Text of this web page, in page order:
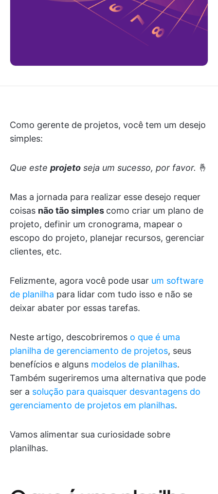
Como gerente de projetos, você tem um desejo
simples:
Que este projeto seja um sucesso, por favor. 🤞
Mas a jornada para realizar esse desejo requer
coisas não tão simples como criar um plano de
projeto, definir um cronograma, mapear o
escopo do projeto, planejar recursos, gerenciar
clientes, etc.
Felizmente, agora você pode usar um software
de planilha para lidar com tudo isso e não se
deixar abater por essas tarefas.
Neste artigo, descobriremos o que é uma
planilha de gerenciamento de projetos, seus
benefícios e alguns modelos de planilhas.
Também sugeriremos uma alternativa que pode
ser a solução para quaisquer desvantagens do
gerenciamento de projetos em planilhas.
Vamos alimentar sua curiosidade sobre
planilhas.